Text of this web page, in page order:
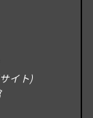
イト)